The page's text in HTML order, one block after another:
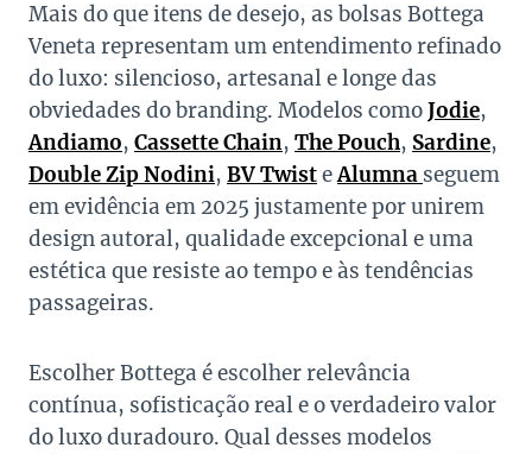
Mais do que itens de desejo, as bolsas Bottega
Veneta representam um entendimento refinado
do luxo: silencioso, artesanal e longe das
obviedades do branding. Modelos comoJodie,
Andiamo, Cassette Chain, The Pouch, Sardine,
Double Zip Nodini, BV TwisteAlumna seguem
em evidência em 2025 justamente por unirem
design autoral, qualidade excepcional e uma
estética que resiste ao tempo e às tendências
passageiras.
Escolher Bottega é escolher relevância
contínua, sofisticação real e o verdadeiro valor
do luxo duradouro. Qual desses modelos